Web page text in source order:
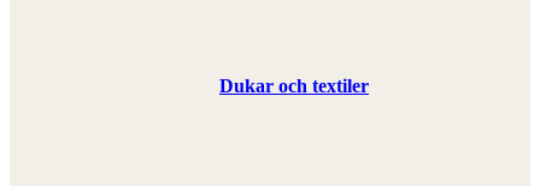
Dukar och textiler